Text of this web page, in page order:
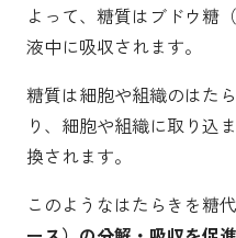
よって、糖質はブドウ糖
液中に吸収されます。
糖質は細胞や組織のはた
り、細胞や組織に取り込
換されます。
このようなはたらきを糖代